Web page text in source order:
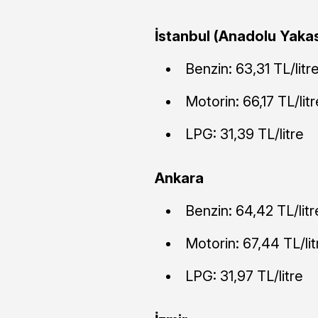
İstanbul (Anadolu
Benzin: 63,31 TL/litre
Motorin: 66,17 TL/
LPG: 31,39 TL/litre
Ankara
Benzin: 64,42 TL/
Motorin: 67,44 TL/
LPG: 31,97 TL/litre